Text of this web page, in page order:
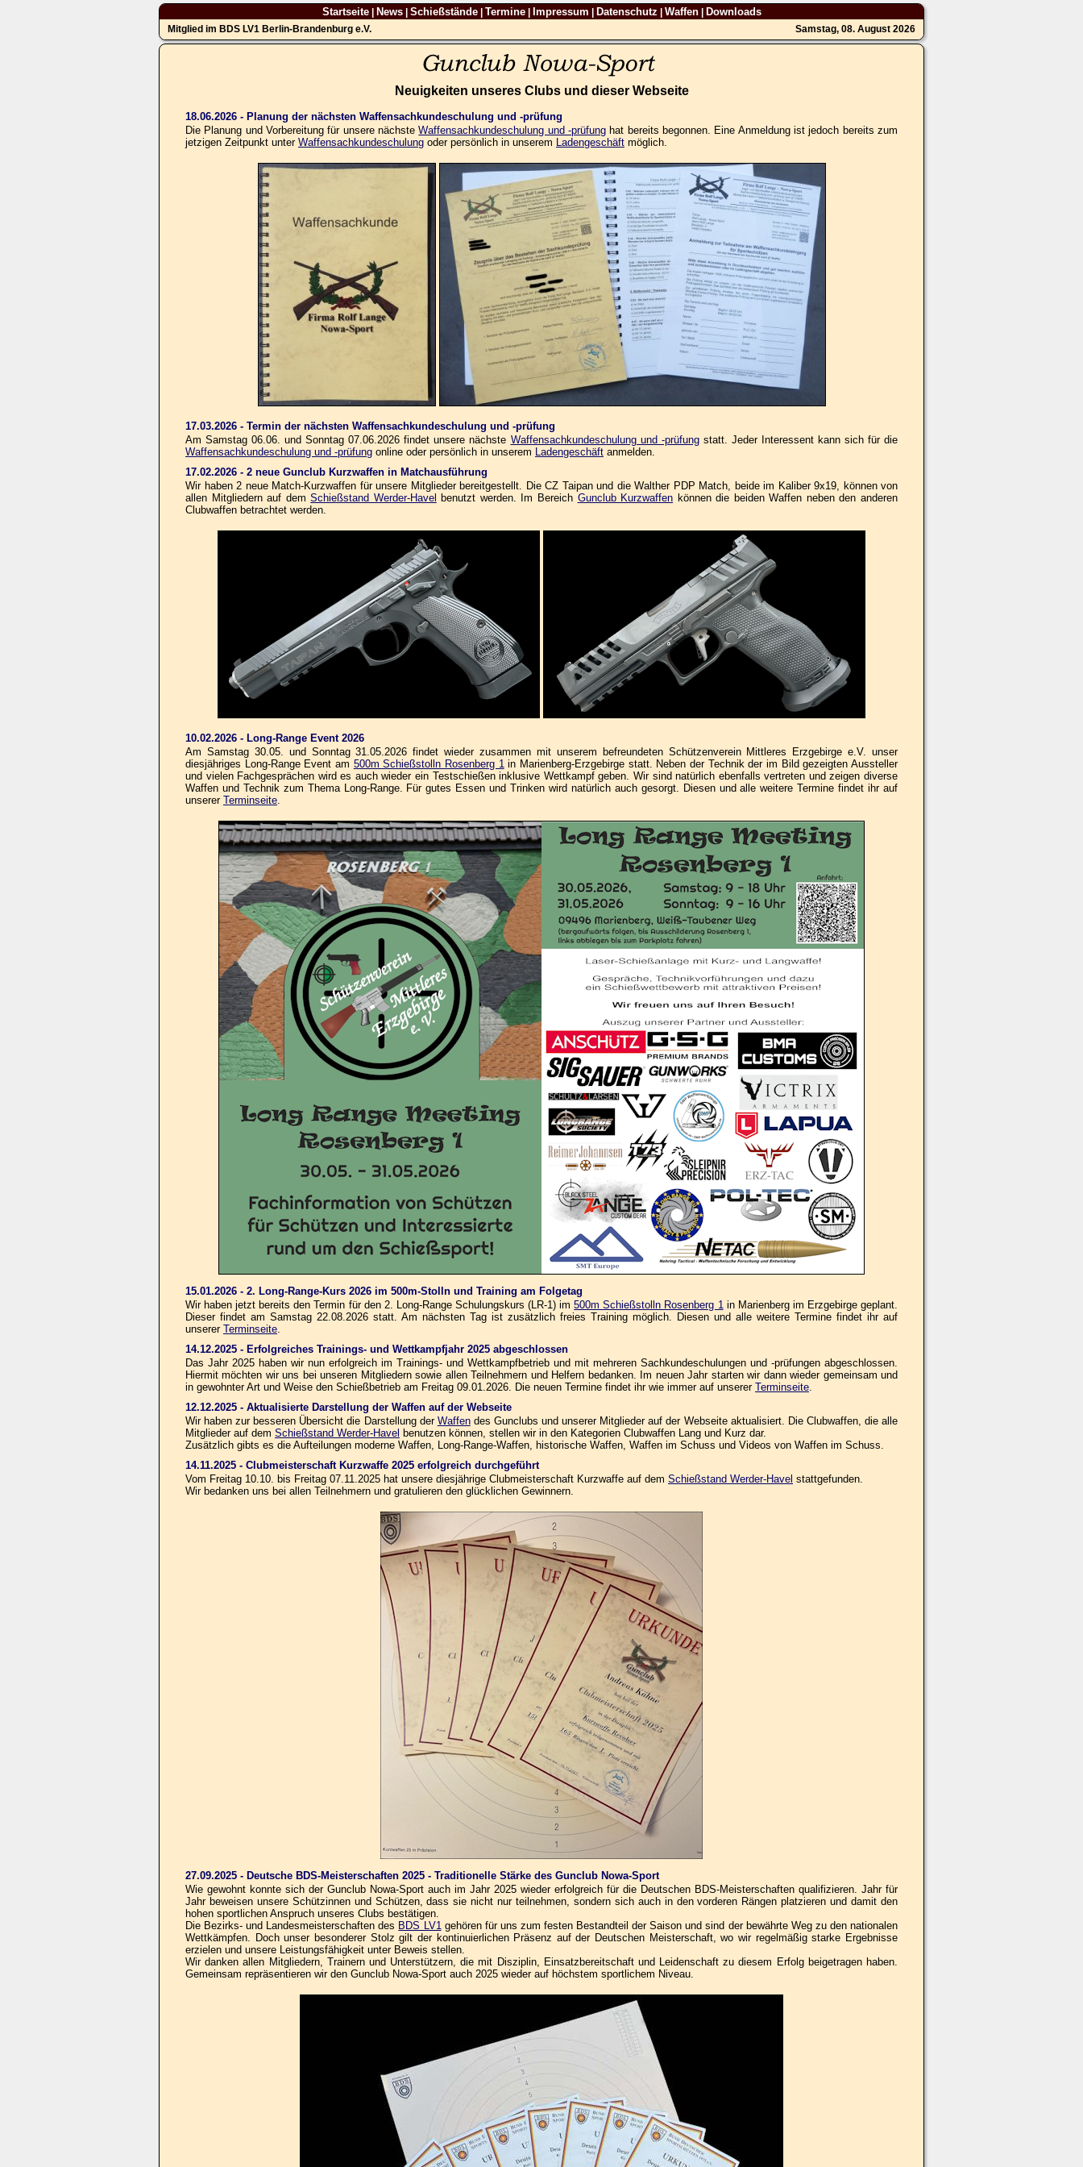
Startseite| News| Schießstände| Termine| Impressum Datenschutz Waffen| Downloads
Mitglied im BDS LV1 Berlin-Brandenburg e.V. Samstag, 08. August 2026
Neuigkeiten unseres Clubs und dieser Webseite
18.06.2026 - Planung der nächsten Waffensachkundeschulung und -prüfung
Die Planung und Vorbereitung für unsere nächsteWaffensachkundeschulung und -prüfung hat bereits begonnen. Eine Anmeldung ist jedoch bereits zum
jetzigen Zeitpunkt unter Waffensachkundeschulung oder persönlich in unserem Ladengeschäft möglich.
17.03.2026 - Termin der nächsten Waffensachkundeschulung und -prüfung
Am Samstag 06.06. und Sonntag 07.06.2026 findet unsere nächste Waffensachkundeschulung und -prüfungstatt. Jeder Interessent kann sich für die
Waffensachkundeschulung und -prüfung online oder persönlich in unserem Ladengeschäft anmelden.
17.02.2026 - 2 neue Gunclub Kurzwaffen in Matchausführung
Wir haben 2 neue Match-Kurzwaffen für unsere Mitglieder bereitgestellt. Die CZ Taipan und die Walther PDP Match, beide im Kaliber 9x19, können von
allen Mitgliedern auf demSchießstand Werder-Havel benutzt werden. Im Bereich Gunclub Kurzwaffen können die beiden Waffen neben den anderen
Clubwaffen betrachtet werden.
10.02.2026 - Long-Range Event 2026
Am Samstag 30.05. und Sonntag 31.05.2026 findet wieder zusammen mit unserem befreundeten Schützenverein Mittleres Erzgebirge e.V. unser
diesjähriges Long-Range Event am 500m Schießstolln Rosenberg 1in Marienberg-Erzgebirge statt. Neben der Technik der im Bild gezeigten Aussteller
und vielen Fachgesprächen wird es auch wieder ein Testschießen inklusive Wettkampf geben. Wir sind natürlich ebenfalls vertreten und zeigen diverse
Waffen und Technik zum Thema Long-Range. Für gutes Essen und Trinken wird natürlich auch gesorgt. Diesen und alle weitere Termine findet ihr auf
unserer Terminseite.
15.01.2026 - 2. Long-Range-Kurs 2026 im 500m-Stolln und Training am Folgetag
Wir haben jetzt bereits den Termin für den 2. Long-Range Schulungskurs (LR-1) im500m Schießstolln Rosenberg 1in Marienberg im Erzgebirge geplant.
Dieser findet am Samstag 22.08.2026 statt. Am nächsten Tag ist zusätzlich freies Training möglich. Diesen und alle weitere Termine findet ihr auf
unserer Terminseite.
14.12.2025 - Erfolgreiches Trainings- und Wettkampfjahr 2025 abgeschlossen
Das Jahr 2025 haben wir nun erfolgreich im Trainings- und Wettkampfbetrieb und mit mehreren Sachkundeschulungen und -prüfungen abgeschlossen.
Hiermit möchten wir uns bei unseren Mitgliedern sowie allen Teilnehmern und Helfern bedanken. Im neuen Jahr starten wir dann wieder gemeinsam und
in gewohnter Art und Weise den Schießbetrieb am Freitag 09.01.2026. Die neuen Termine findet ihr wie immer auf unserer Terminseite.
12.12.2025 - Aktualisierte Darstellung der Waffen auf der Webseite
Wir haben zur besseren Übersicht die Darstellung der Waffendes Gunclubs und unserer Mitglieder auf der Webseite aktualisiert. Die Clubwaffen, die alle
Mitglieder auf dem Schießstand Werder-Havel benutzen können, stellen wir in den Kategorien Clubwaffen Lang und Kurz dar.
Zusätzlich gibts es die Aufteilungen moderne Waffen, Long-Range-Waffen, historische Waffen, Waffen im Schuss und Videos von Waffen im Schuss.
14.11.2025 - Clubmeisterschaft Kurzwaffe 2025 erfolgreich durchgeführt
Vom Freitag 10.10. bis Freitag 07.11.2025 hat unsere diesjährige Clubmeisterschaft Kurzwaffe auf dem Schießstand Werder-Havel stattgefunden.
Wir bedanken uns bei allen Teilnehmern und gratulieren den glücklichen Gewinnern.
27.09.2025 - Deutsche BDS-Meisterschaften 2025 - Traditionelle Stärke des Gunclub Nowa-Sport
Wie gewohnt konnte sich der Gunclub Nowa-Sport auch im Jahr 2025 wieder erfolgreich für die Deutschen BDS-Meisterschaften qualifizieren. Jahr für
Jahr beweisen unsere Schützinnen und Schützen, dass sie nicht nur teilnehmen, sondern sich auch in den vorderen Rängen platzieren und damit den
hohen sportlichen Anspruch unseres Clubs bestätigen.
Die Bezirks- und Landesmeisterschaften des BDS LV1gehören für uns zum festen Bestandteil der Saison und sind der bewährte Weg zu den nationalen
Wettkämpfen. Doch unser besonderer Stolz gilt der kontinuierlichen Präsenz auf der Deutschen Meisterschaft, wo wir regelmäßig starke Ergebnisse
erzielen und unsere Leistungsfähigkeit unter Beweis stellen.
Wir danken allen Mitgliedern, Trainern und Unterstützern, die mit Disziplin, Einsatzbereitschaft und Leidenschaft zu diesem Erfolg beigetragen haben.
Gemeinsam repräsentieren wir den Gunclub Nowa-Sport auch 2025 wieder auf höchstem sportlichem Niveau.